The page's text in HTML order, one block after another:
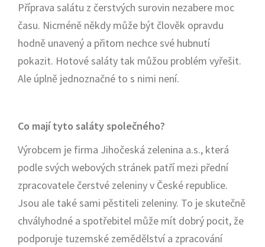
Příprava salátu z čerstvých surovin nezabere moc
času. Nicméně někdy může být člověk opravdu
hodně unavený a přitom nechce své hubnutí
pokazit. Hotové saláty tak můžou problém vyřešit.
Ale úplně jednoznačné to s nimi není.
Co mají tyto saláty společného?
Výrobcem je firma Jihočeská zelenina a.s., která
podle svých webových stránek patří mezi přední
zpracovatele čerstvé zeleniny v České republice.
Jsou ale také sami pěstiteli zeleniny. To je skutečně
chvályhodné a spotřebitel může mít dobrý pocit, že
podporuje tuzemské zemědělství a zpracování